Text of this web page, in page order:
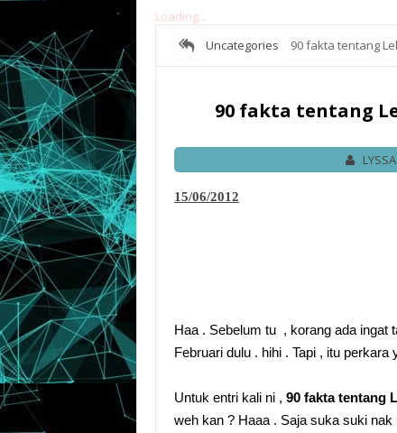
Loading...
Uncategories
90 fakta tentang
90 fakta tentang
15/06/2012
Haa . Sebelum tu , korang ada ingat
Februari dulu . hihi . Tapi , itu perkara
Untuk entri kali ni , 90 fakta tentang
weh kan ? Haaa . Saja suka suki